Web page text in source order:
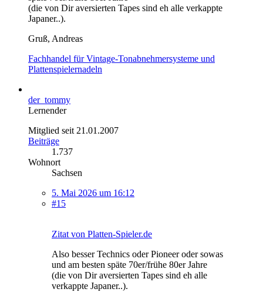
(die von Dir aversierten Tapes sind eh alle verkappte
Japaner..).
Gruß, Andreas
Fachhandel für Vintage-Tonabnehmersysteme und
Plattenspielernadeln
der_tommy
Lernender
Mitglied seit 21.01.2007
Beiträge
1.737
Wohnort
Sachsen
5. Mai 2026 um 16:12
#15
Zitat von Platten-Spieler.de
Also besser Technics oder Pioneer oder sowas
und am besten späte 70er/frühe 80er Jahre
(die von Dir aversierten Tapes sind eh alle
verkappte Japaner..).